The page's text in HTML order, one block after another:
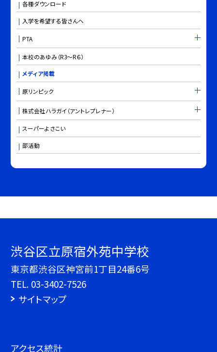
各種ダウンロード
入学を希望する皆さんへ
PTA
本校のあゆみ（R3～R６）
メディア掲載
原リンピック
株式会社ハラガイ（アントレプレナー）
スーパーよさこい
部活動
渋谷区立原宿外苑中学校
東京都渋谷区神宮前1丁目24番6号
TEL. 03-3402-7526
サイトマップ
アクセス統計